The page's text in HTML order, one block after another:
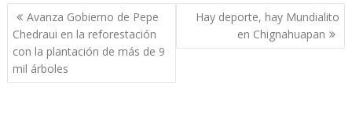
Navegación
de
entradas
Avanza Gobierno de Pepe
Chedraui en la reforestación
con la plantación de más de 9
mil árboles
Hay deporte, hay Mundialito
en Chignahuapan